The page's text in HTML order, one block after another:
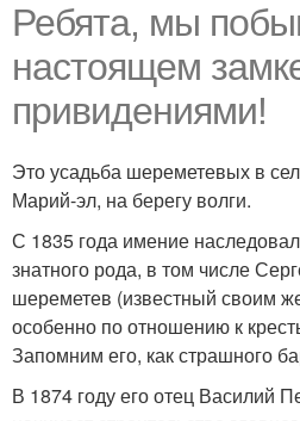
Ребята, мы
настоящем
привидениями!
Это усадьба шереметевых в
Марий-эл, на берегу волги.
С 1835 года имение
знатного рода, в том числе
шереметев (известный своим
особенно по отношению к
Запомним его, как страшного
В 1874 году его отец Василий